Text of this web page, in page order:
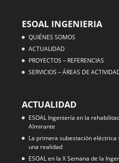
ESOAL INGENIERIA
QUIÉNES SOMOS
ACTUALIDAD
PROYECTOS – REFERENCIAS
SERVICIOS – ÁREAS DE
ACTUALIDAD
ESOAL Ingeniería en la
Almirante
La primera subestación eléctrica
una realidad
ESOAL en la X Semana de la